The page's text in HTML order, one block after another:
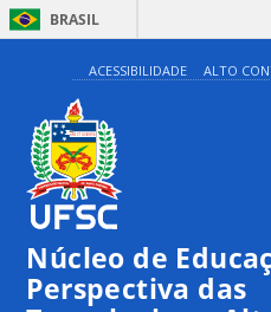
BRASIL
ACESSIBILIDADE ALTO
Núcleo de
Perspectiva das